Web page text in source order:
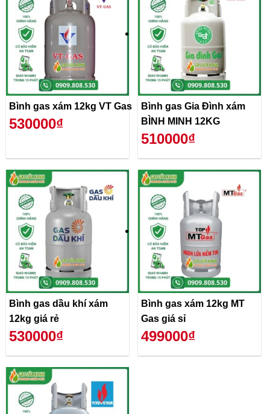
Bình gas xám 12kg VT Gas
530000₫
Bình gas Gia Đình xám
BÌNH MINH 12KG
510000₫
Bình gas dầu khí xám
12kg giá rẻ
530000₫
Bình gas xám 12kg MT
Gas giá sỉ
499000₫